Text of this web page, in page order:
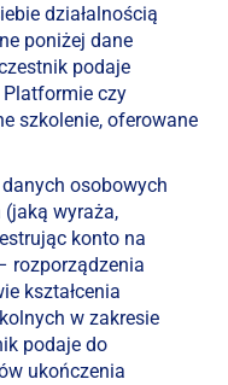
działalnością
poniżej dane
podaje
czy
szkolenie, oferowane
osobowych
(jaką wyraża,
konto na
rozporządzenia
kształcenia
w zakresie
podaje do
ukończenia